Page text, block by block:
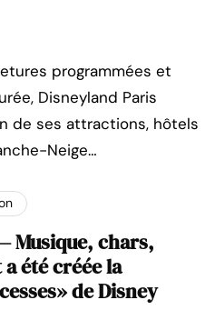
programmées et
Disneyland Paris
de ses attractions, hôtels
Neige…
Musique, chars,
été créée la
de Disney